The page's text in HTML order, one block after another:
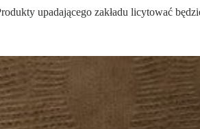
upadającego zakładu licytować